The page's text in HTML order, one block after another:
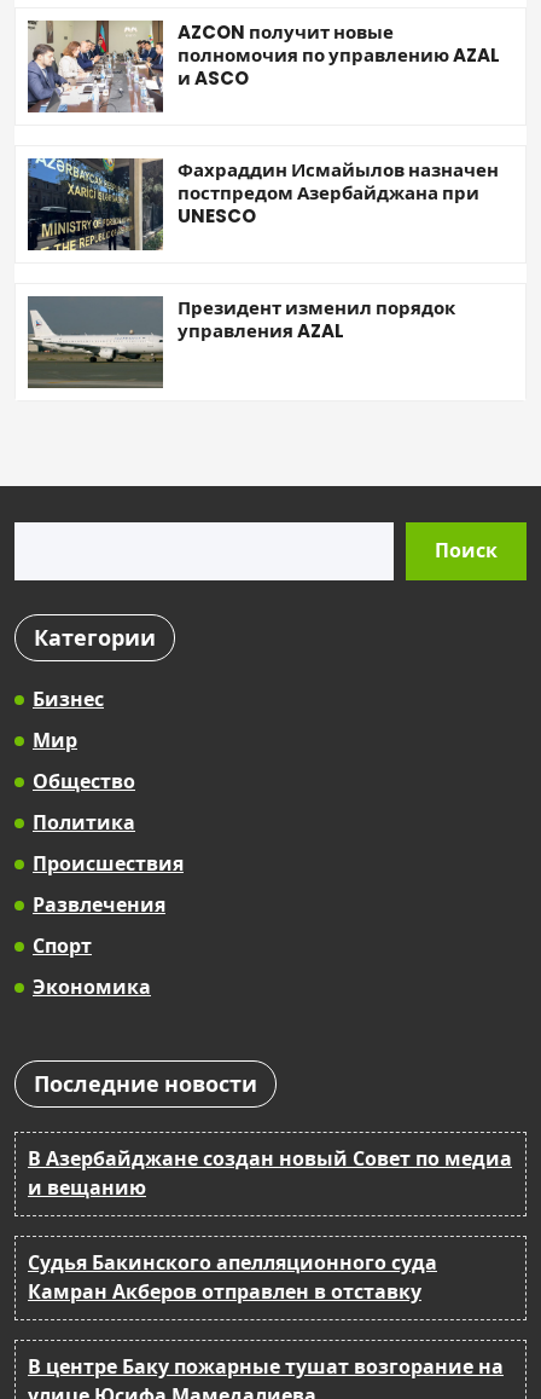
AZCON получит новые
полномочия по управлению AZAL
и ASCO
Фахраддин Исмайылов назначен
постпредом Азербайджана при
UNESCO
Президент изменил порядок
управления AZAL
Поиск
Категории
Бизнес
Мир
Общество
Политика
Происшествия
Развлечения
Спорт
Экономика
Последние новости
В Азербайджане создан новый Совет по медиа
и вещанию
Судья Бакинского апелляционного суда
Камран Акберов отправлен в отставку
В центре Баку пожарные тушат возгорание на